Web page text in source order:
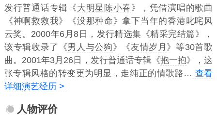
发行普通话专辑《大明星陈小春》，凭借演唱的歌曲
《神啊救救我》《没那种命》拿下当年的香港叱咤风
云奖。2000年6月8日，发行精选集《精采完结篇》，
该专辑收录了《男人与公狗》《友情岁月 》等30首歌
曲。2001年3月26日，发行普通话专辑《抱一抱》，这
张专辑风格的转变更为明显，走纯正的情歌路… 查看
详细演艺经历 >
人物评价